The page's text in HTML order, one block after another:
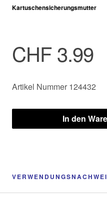
Kartuschensicherungsmutter
CHF 3.99
Artikel Nummer 124432
In den